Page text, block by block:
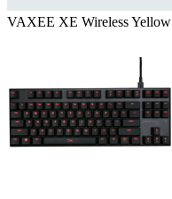
VAXEE XE Wireless Yellow